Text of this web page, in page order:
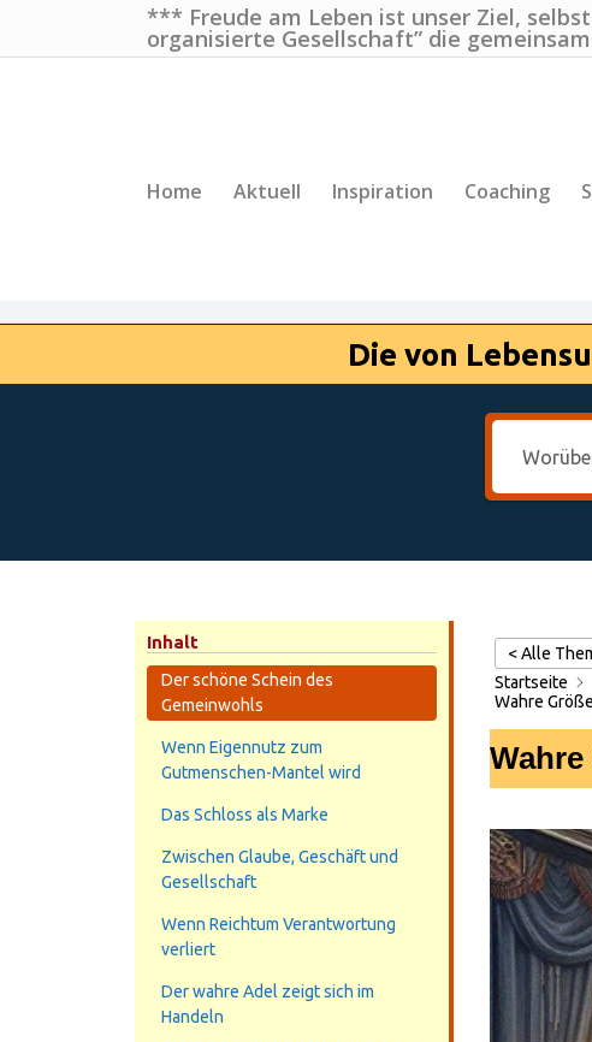
*** Freude am Leben ist unser Ziel,
organisierte Gesellschaft” die
Home Aktuell Inspiration Coaching
Die von
Inhalt
Der schöne Schein des
Gemeinwohls
Wenn Eigennutz zum
Gutmenschen-Mantel wird
Das Schloss als Marke
Zwischen Glaube, Geschäft und
Gesellschaft
Wenn Reichtum Verantwortung
verliert
Der wahre Adel zeigt sich im
Handeln
< Alle
Startseite
Wahre